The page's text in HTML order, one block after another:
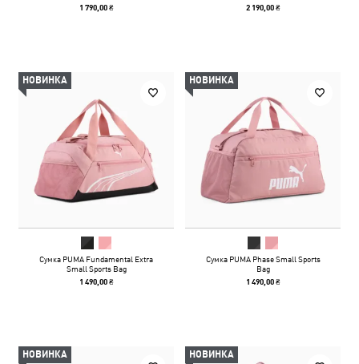
1 790,00 ₴ 2 190,00 ₴
НОВИНКА
Сумка PUMA Fundamental Extra
Small Sports Bag
1 490,00 ₴
НОВИНКА
Сумка PUMA Phase Small Sports
Bag
1 490,00 ₴
НОВИНКА НОВИНКА